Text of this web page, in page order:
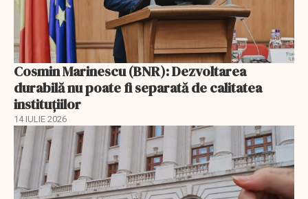
Cosmin Marinescu (BNR): Dezvoltarea
durabilă nu poate fi separată de calitatea
instituțiilor
14 IULIE 2026
EXCLUSIV